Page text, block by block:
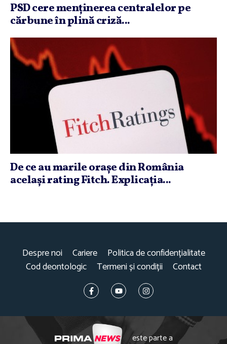
PSD cere menţinerea centralelor pe
cărbune în plină criză...
De ce au marile oraşe din România
acelaşi rating Fitch. Explicaţia...
Despre noi Cariere
Politica de confidențialitate
Cod deontologic
Termeni și condiții Contact
este parte a